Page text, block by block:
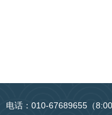
电话：010-67689655（